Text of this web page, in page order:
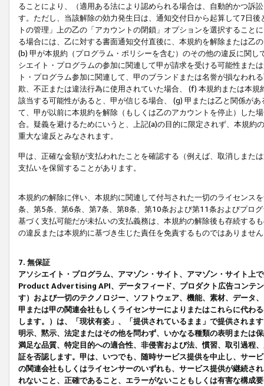
ることにより、（適用ある法により認められる場合は、自動的かつ訴
す。ただし、当該解除の効力発生日は、通知交付日から起算して7日
トの管理」上の乙の「アカウントの閉鎖」オプションを選択するこ
る場合には、乙に対する書面通知交付直後に、本規約を解除または乙
(b) 甲が本規約（プログラム・ポリシーを含む）のその他の違反に関
シエイト・プログラムの参加に関連して甲が請求を受ける可能性また
ト・プログラム参加に関連して、甲のブランドまたは名誉が損なわれ
欺、不正または違法行為に使用されていた場合、 (f) 本規約または本
該当する可能性があると、甲が信じる場合、 (g) 甲または乙と関係が
て、甲が以前に本規約を解除（もしくは乙のアカウントを停止）した
合。疑義を避けるためにいうと、上記(a)の目的に限定されず、本規
重大な違反とみなされます。
甲は、正確な金額が支払われたことを確認する（例えば、取消しまた
支払いを保留することがあります。
本規約の解除に伴い、本規約に関連して付与された一切のライセンス
条、第5条、第6条、第7条、第8条、第10条および第11条およびプロ
基づく支払可能だが未払いの支払義務は、本規約の解除後も存続する
の違反または本規約に基づき生じた責任を免責するものではありませ
7. 無保証
アソシエイト・プログラム、アマゾン・サイト、アマゾン・サイト上
Product Advertising API、データフィード、プロダクト広告コンテ
す）および一切のテクノロジー、ソフトウェア、機能、素材、データ
甲または甲の関連会社もしくライセンサーによりまたはこれらに代わ
します。）は、「現状有姿」、「提供されているまま」で提供されま
明示、黙示、法定またはその他を問わず、いかなる種類の表明または
満足な品質、特定目的への適合性、非侵害および法、慣習、取引過程
証を否認します。甲は、いつでも、随時サービス提供を中止し、サー
の関連会社もしくはライセンサーのいずれも、サービス提供が継続さ
れないこと、正確であること、エラーがないこともしくは有害な構成